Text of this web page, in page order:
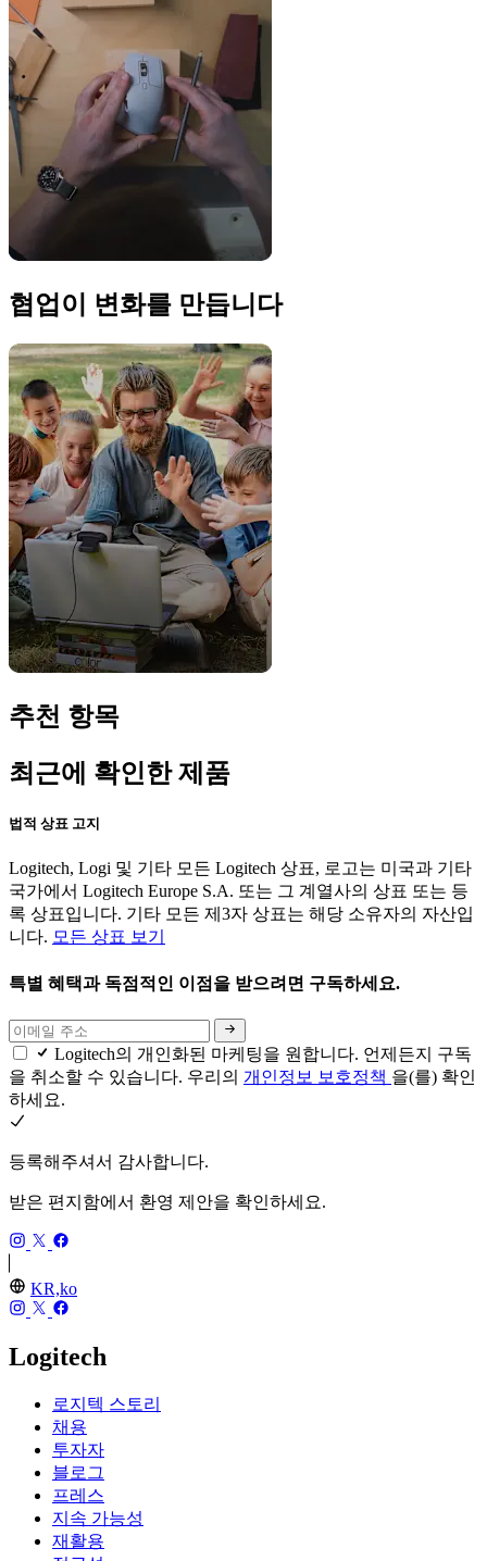
협업이 변화를 만듭니다
추천 항목
최근에 확인한 제품
법적 상표 고지
Logitech, Logi 및 기타 모든 Logitech 상표, 로고는 미국과 기타
국가에서 Logitech Europe S.A. 또는 그 계열사의 상표 또는 등
록 상표입니다. 기타 모든 제3자 상표는 해당 소유자의 자산입
니다. 모든 상표 보기
특별 혜택과 독점적인 이점을 받으려면 구독하세요.
Logitech의 개인화된 마케팅을 원합니다. 언제든지 구독
을 취소할 수 있습니다. 우리의 개인정보 보호정책 을(를) 확인
하세요.
등록해주셔서 감사합니다.
받은 편지함에서 환영 제안을 확인하세요.
KR,ko
Logitech
로지텍 스토리
채용
투자자
블로그
프레스
지속 가능성
재활용